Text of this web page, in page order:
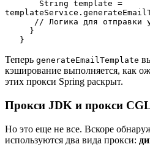
// Логика для
     }
   }
Теперь generateEmailTemplate
кэширование выполняется, как
этих прокси Spring раскрыт.
Прокси JDK и прокси
Но это еще не все. Вскоре
используются два вида прокси: